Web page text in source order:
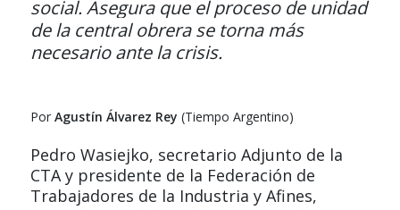
social. Asegura que el proceso de unidad
de la central obrera se torna más
necesario ante la crisis.
Por Agustín Álvarez Rey (Tiempo Argentino)
Pedro Wasiejko, secretario Adjunto de la
CTA y presidente de la Federación de
Trabajadores de la Industria y Afines,